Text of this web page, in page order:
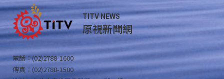
TITV NEWS
原視新聞網
電話：(02)2788-1600
傳真：(02)2788-1500